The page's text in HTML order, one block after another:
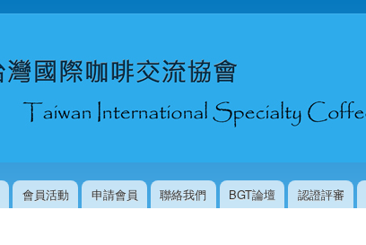
移
內
會員活動 申請會員 聯絡我們 BGT論壇 認證評審